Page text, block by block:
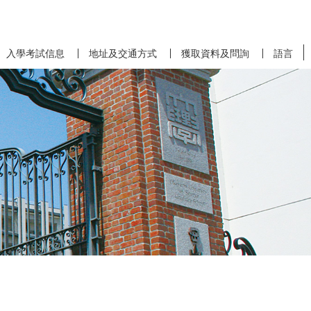
入學考試信息 地址及交通方式 獲取資料及問詢 語言